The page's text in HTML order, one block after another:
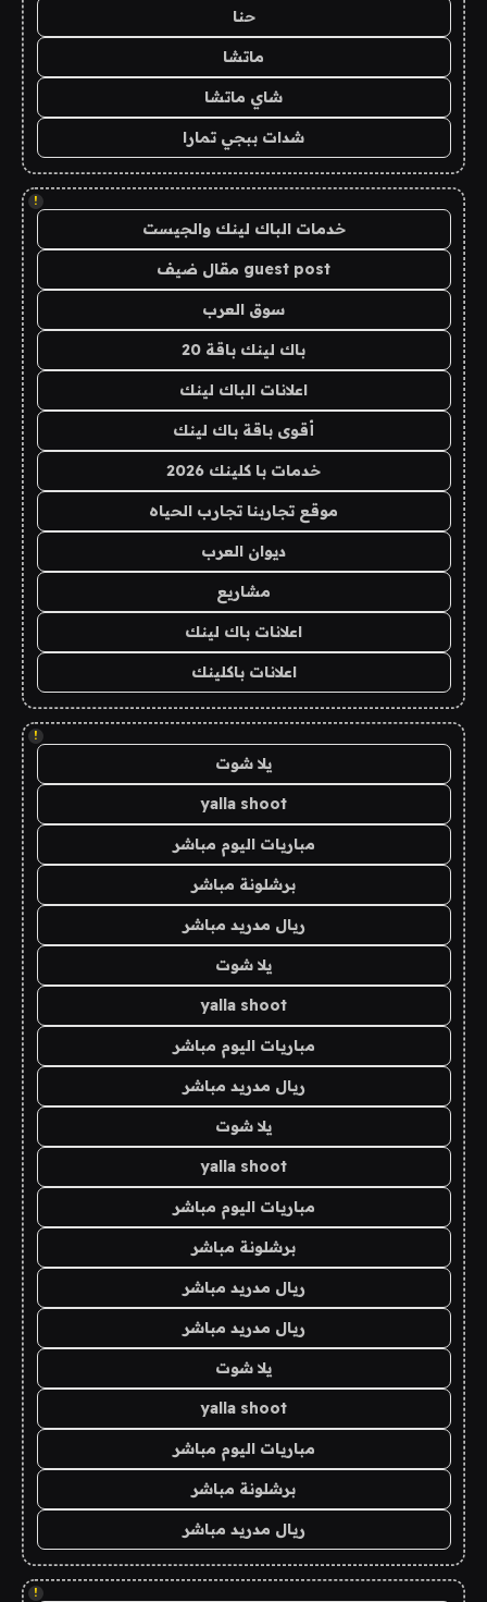
حنا
ماتشا
شاي ماتشا
شدات ببجي تمارا
!
خدمات الباك لينك والجيست
guest post مقال ضيف
سوق العرب
باك لينك باقة 20
اعلانات الباك لينك
أقوى باقة باك لينك
خدمات با كلينك 2026
موقع تجاربنا تجارب الحياه
ديوان العرب
مشاريع
اعلانات باك لينك
اعلانات باكلينك
!
يلا شوت
yalla shoot
مباريات اليوم مباشر
برشلونة مباشر
ريال مدريد مباشر
يلا شوت
yalla shoot
مباريات اليوم مباشر
ريال مدريد مباشر
يلا شوت
yalla shoot
مباريات اليوم مباشر
برشلونة مباشر
ريال مدريد مباشر
ريال مدريد مباشر
يلا شوت
yalla shoot
مباريات اليوم مباشر
برشلونة مباشر
ريال مدريد مباشر
!